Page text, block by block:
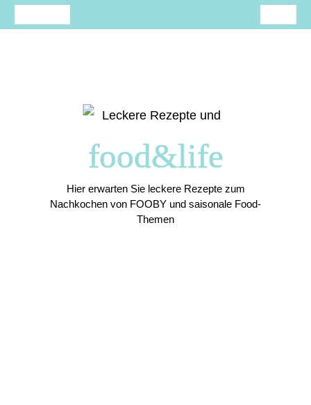
to
food&life
Hier erwarten Sie leckere Rezepte zum
Nachkochen von FOOBY und saisonale Food-
Themen